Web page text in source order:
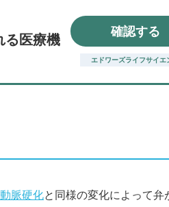
る医療機
確認する
エドワーズライフサイエ
動脈硬化と同様の変化によって弁